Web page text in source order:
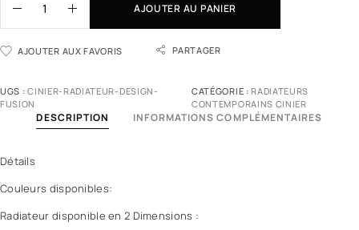
AJOUTER AU PANIER
AJOUTER AUX FAVORIS PARTAGER
UGS :CINIER-RADIATEUR-DESIGN-
FUSION
CATÉGORIE :RADIATEURS
CONTEMPORAINS CINIER
DESCRIPTION INFORMATIONS COMPLÉMENTAIRES
Détails
Couleurs disponibles:
Radiateur disponible en 2 Dimensions :